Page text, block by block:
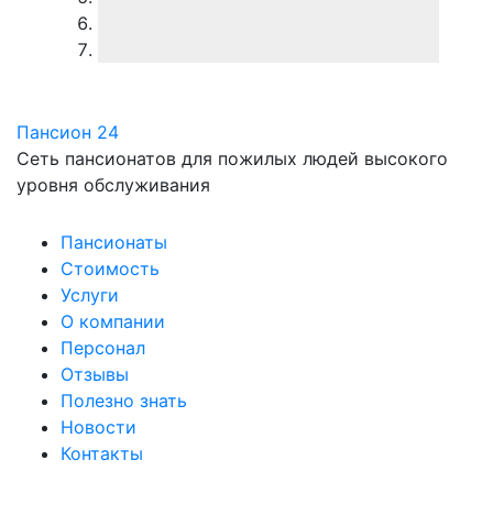
Пансион 24
Сеть пансионатов для пожилых людей высокого
уровня обслуживания
Пансионаты
Стоимость
Услуги
О компании
Персонал
Отзывы
Полезно знать
Новости
Контакты